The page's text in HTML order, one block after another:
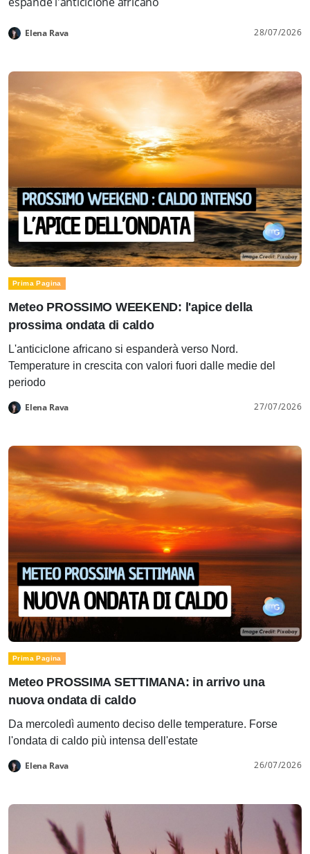
Elena Rava 28/07/2026
Prima Pagina
Meteo PROSSIMO WEEKEND: l'apice della
prossima ondata di caldo
L'anticiclone africano si espanderà verso Nord.
Temperature in crescita con valori fuori dalle medie del
periodo
Elena Rava 27/07/2026
Prima Pagina
Meteo PROSSIMA SETTIMANA: in arrivo una
nuova ondata di caldo
Da mercoledì aumento deciso delle temperature. Forse
l'ondata di caldo più intensa dell'estate
Elena Rava 26/07/2026